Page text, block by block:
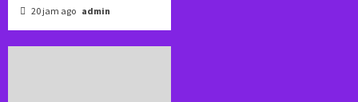
20 jam ago admin